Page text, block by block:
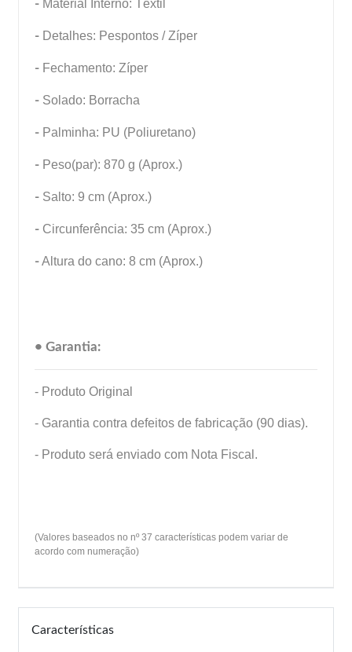
- Material Interno: Têxtil
- Detalhes: Pespontos / Zíper
- Fechamento: Zíper
- Solado: Borracha
- Palminha: PU (Poliuretano)
- Peso(par): 870 g (Aprox.)
- Salto: 9 cm (Aprox.)
- Circunferência: 35 cm (Aprox.)
-Altura do cano: 8 cm (Aprox.)
• Garantia:
- Produto Original
- Garantia contra defeitos de fabricação (90 dias).
- Produto será enviado com Nota Fiscal.
(Valores baseados no nº 37 características podem variar de
acordo com numeração)
Características